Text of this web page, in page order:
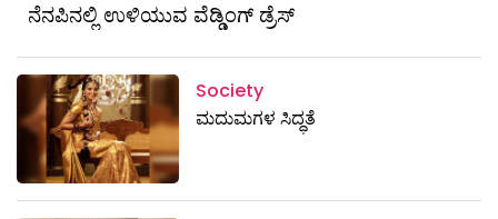
ನೆನಪಿನಲ್ಲಿ ಉಳಿಯುವ ವೆಡ್ಡಿಂಗ್ ಡ್ರೆಸ್
Society
ಮದುಮಗಳ ಸಿದ್ಧತೆ